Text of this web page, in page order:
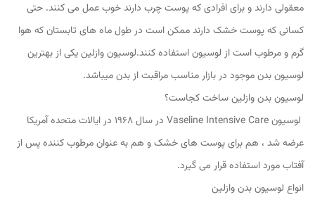
معقولی دارند و برای افرادی که پوست چرب دارند خوب عمل می کنند. حتی
کسانی که پوست خشک دارند ممکن است در طول ماه های تابستان که هوا
گرم و مرطوب است از لوسیون استفاده کنند.لوسیون وازلین یکی از بهترین
لوسیون بدن موجود در بازار مناسب مراقبت از بدن میباشد.
لوسیون بدن وازلین ساخت کجاست؟
لوسیون Vaseline Intensive Care در سال 1968 در ایالات متحده آمریکا
عرضه شد ، هم برای پوست های خشک و هم به عنوان مرطوب کننده پس از
آفتاب مورد استفاده قرار می گیرد.
انواع لوسیون بدن وازلین